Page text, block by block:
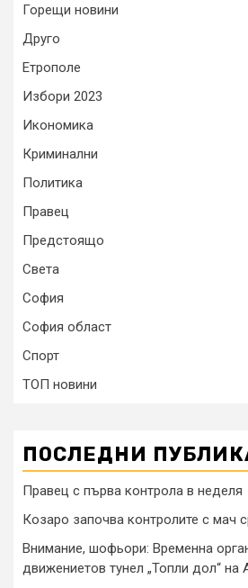
Горещи новини
Друго
Етрополе
Избори 2023
Икономика
Криминални
Политика
Правец
Предстоящо
Света
София
София област
Спорт
ТОП новини
ПОСЛЕДНИ
Правец с първа контрола в неделя
Козаро започва контролите с мач
Внимание, шофьори: Временна
движениетов тунел „Топли дол“ на